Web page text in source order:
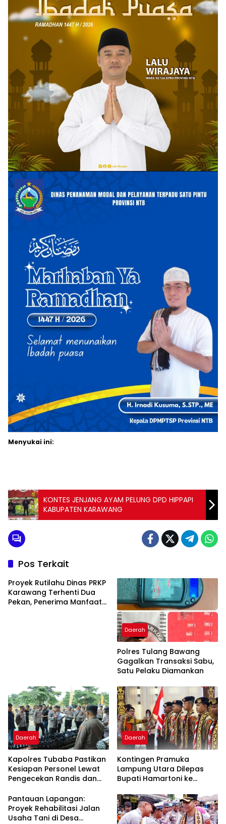
Menyukai ini:
KONTES JENJANG AYAM PELUNG DPD HIPPAPI
KABUPATEN KARAWANG
Pos Terkait
Proyek Rutilahu Dinas PRKP
Karawang Terhenti Dua
Pekan, Penerima Manfaat
Daerah
Polres Tulang Bawang
Gagalkan Transaksi Sabu,
Satu Pelaku Diamankan
Daerah
Kapolres Tubaba Pastikan
Kesiapan Personel Lewat
Pengecekan Randis dan
Daerah
Kontingen Pramuka
Lampung Utara Dilepas
Bupati Hamartoni ke
Pantauan Lapangan:
Proyek Rehabilitasi Jalan
Usaha Tani di Desa